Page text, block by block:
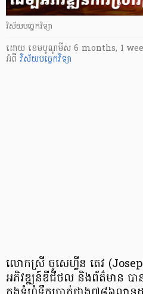
វិស័យបច្ចេកវិទ្យា
ដោយ ​ ខេមបូណូមីស 6 months, 1
អំពី វិស័យបច្ចេកវិទ្យា
លោកស្រី ចូសេហ្វីន តេវ
អភិវឌ្ឍន៍ឌីជីថល និងព័ត៌មាន បា